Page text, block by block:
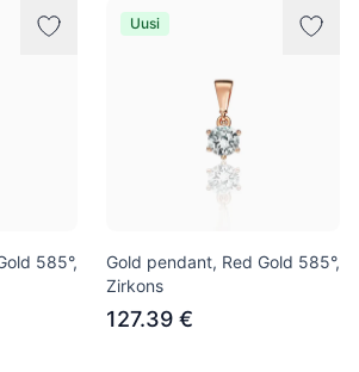
585°,
Uusi
Gold pendant, Red Gold 585°,
Zirkons
127.39 €